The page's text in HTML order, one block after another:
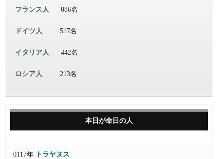
フランス人 886名
ドイツ人 517名
イタリア人 442名
ロシア人 213名
本日が命日の人
0117年 トラヤヌス